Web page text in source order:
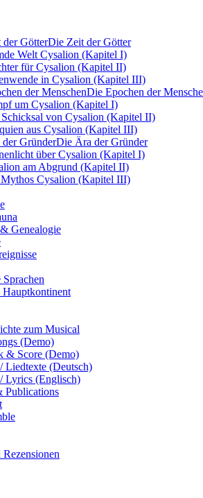
Die Zeit der Götter
Welt Cysalion (Kapitel I)
für Cysalion (Kapitel II)
in Cysalion (Kapitel III)
Die Epochen der
um Cysalion (Kapitel I)
von Cysalion (Kapitel II)
aus Cysalion (Kapitel III)
Die Ära der Gründer
über Cysalion (Kapitel I)
am Abgrund (Kapitel II)
Cysalion (Kapitel III)
Genealogie
zum Musical
(Demo)
& Score (Demo)
Liedtexte (Deutsch)
Lyrics (Englisch)
Publications
Rezensionen